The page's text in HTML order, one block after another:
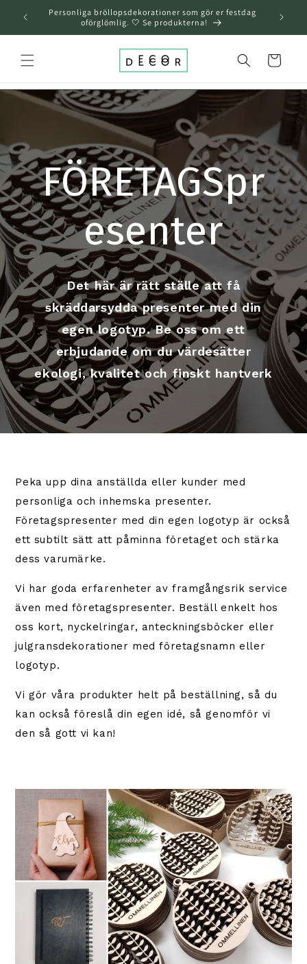
över och
gå till
innehållet
Personliga bröllopsdekorationer som gör er festdag
oförglömlig. 🤍 Se produkterna!
Varukorg
FÖRETAGSpr
esenter
Det här är rätt ställe att få
skräddarsydda presenter med din
egen logotyp. Be oss om ett
erbjudande om du värdesätter
ekologi, kvalitet och finskt hantverk
Peka upp dina anställda eller kunder med
personliga och inhemska presenter.
Företagspresenter med din egen logotyp är också
ett subtilt sätt att påminna företaget och stärka
dess varumärke.
Vi har goda erfarenheter av framgångsrik service
även med företagspresenter. Beställ enkelt hos
oss kort, nyckelringar, anteckningsböcker eller
julgransdekorationer med företagsnamn eller
logotyp.
Vi gör våra produkter helt på beställning, så du
kan också föreslå din egen idé, så genomför vi
den så gott vi kan!